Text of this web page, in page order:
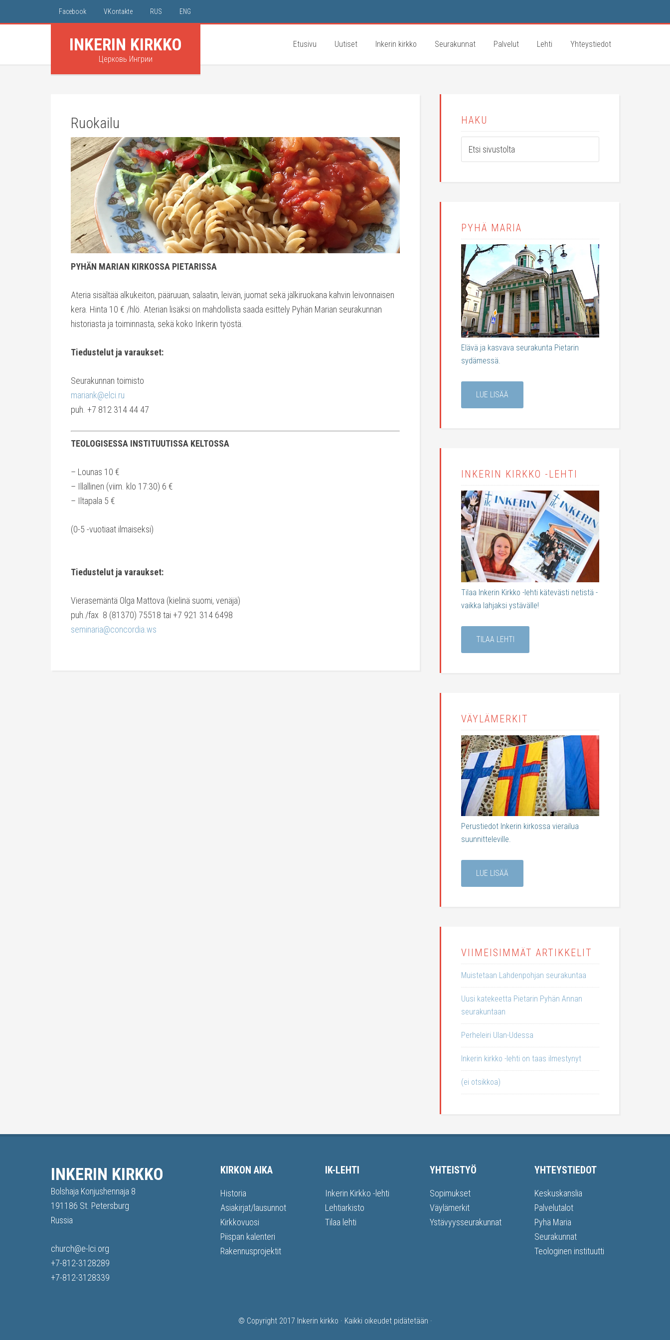
Facebook VKontakte RUS ENG
INKERIN KIRKKO
Церковь Ингрии
Etusivu Uutiset Inkerin kirkko Seurakunnat Palvelut Lehti Yhteystiedot
Ruokailu
PYHÄN MARIAN KIRKOSSA PIETARISSA
Ateria sisältää alkukeiton, pääruuan, salaatin, leivän, juomat sekä jälkiruokana kahvin leivonnaisen
kera. Hinta 10 € /hlö. Aterian lisäksi on mahdollista saada esittely Pyhän Marian seurakunnan
historiasta ja toiminnasta, sekä koko Inkerin työstä.
Tiedustelut ja varaukset:
Seurakunnan toimisto
mariank@elci.ru
puh. +7 812 314 44 47
TEOLOGISESSA INSTITUUTISSA KELTOSSA
– Lounas 10 €
– Illallinen (viim. klo 17:30) 6 €
– Iltapala 5 €
(0-5 -vuotiaat ilmaiseksi)
Tiedustelut ja varaukset:
Vierasemäntä Olga Mattova (kielinä suomi, venäjä)
puh./fax 8 (81370) 75518 tai +7 921 314 6498
seminaria@concordia.ws
HAKU
PYHÄ MARIA
Elävä ja kasvava seurakunta Pietarin
sydämessä.
LUE LISÄÄ
INKERIN KIRKKO -LEHTI
Tilaa Inkerin Kirkko -lehti kätevästi netistä -
vaikka lahjaksi ystävälle!
TILAA LEHTI
VÄYLÄMERKIT
Perustiedot Inkerin kirkossa vierailua
suunnitteleville.
LUE LISÄÄ
VIIMEISIMMÄT ARTIKKELIT
Muistetaan Lahdenpohjan seurakuntaa
Uusi katekeetta Pietarin Pyhän Annan
seurakuntaan
Perheleiri Ulan-Udessa
Inkerin kirkko -lehti on taas ilmestynyt
(ei otsikkoa)
INKERIN KIRKKO
Bolshaja Konjushennaja 8
191186 St. Petersburg
Russia
church@e-lci.org
+7-812-3128289
+7-812-3128339
KIRKON AIKA
Historia
Asiakirjat/lausunnot
Kirkkovuosi
Piispan kalenteri
Rakennusprojektit
IK-LEHTI
Inkerin Kirkko -lehti
Lehtiarkisto
Tilaa lehti
YHTEISTYÖ
Sopimukset
Väylämerkit
Ystävyysseurakunnat
YHTEYSTIEDOT
Keskuskanslia
Palvelutalot
Pyhä Maria
Seurakunnat
Teologinen instituutti
© Copyright 2017 Inkerin kirkko · Kaikki oikeudet pidätetään ·